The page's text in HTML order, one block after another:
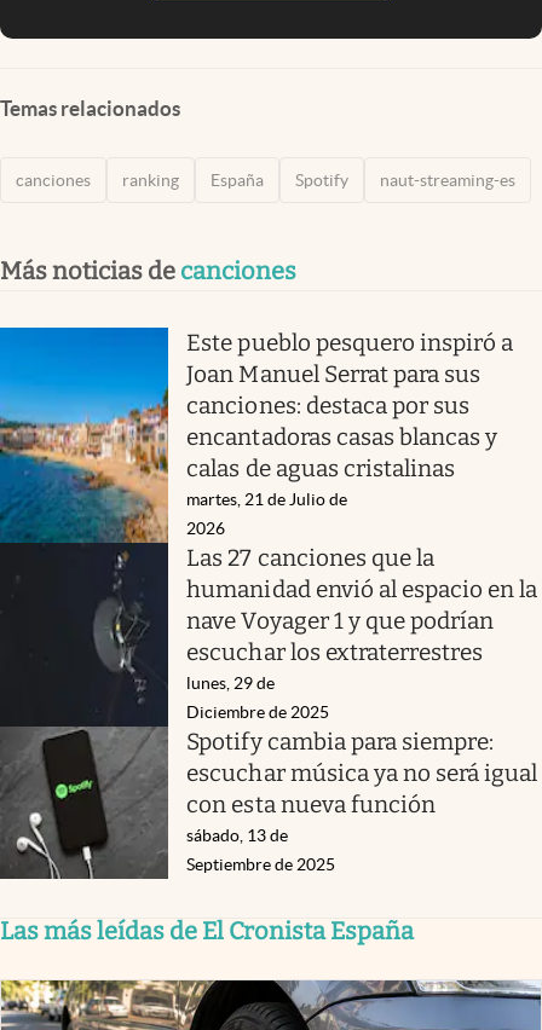
Temas relacionados
canciones ranking España Spotify naut-streaming-es
Más noticias de canciones
Este pueblo pesquero inspiró a
Joan Manuel Serrat para sus
canciones: destaca por sus
encantadoras casas blancas y
calas de aguas cristalinas
martes, 21 de Julio de
2026
Las 27 canciones que la
humanidad envió al espacio en la
nave Voyager 1 y que podrían
escuchar los extraterrestres
lunes, 29 de
Diciembre de 2025
Spotify cambia para siempre:
escuchar música ya no será igual
con esta nueva función
sábado, 13 de
Septiembre de 2025
Las más leídas de El Cronista España